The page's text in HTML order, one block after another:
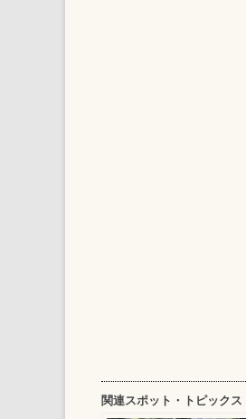
関連スポット・トピック